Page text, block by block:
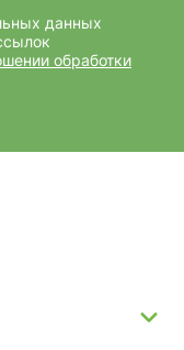
данных
обработки